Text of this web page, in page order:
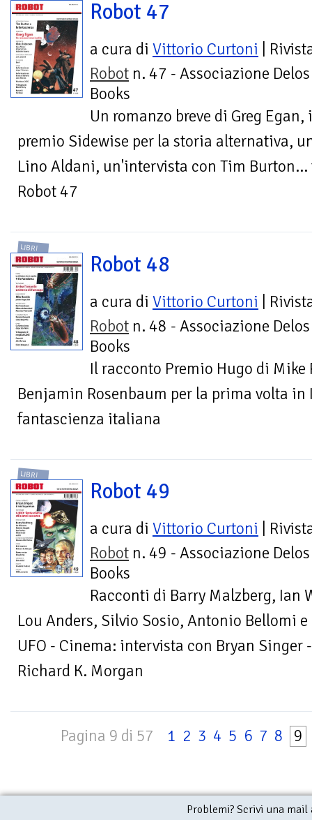
Robot 47
a cura di Vittorio Curtoni |
Robot n. 47 - Associazione Delos
Books
Un romanzo breve di Greg
premio Sidewise per la storia alternativa,
Lino Aldani, un'intervista con Tim
Robot 47
LIBRI
Robot 48
a cura di Vittorio Curtoni |
Robot n. 48 - Associazione Delos
Books
Il racconto Premio Hugo di
Benjamin Rosenbaum per la prima volta
fantascienza italiana
LIBRI
Robot 49
a cura di Vittorio Curtoni |
Robot n. 49 - Associazione Delos
Books
Racconti di Barry Malzberg, Ian
Lou Anders, Silvio Sosio, Antonio Bellomi
UFO - Cinema: intervista con Bryan
Richard K. Morgan
Pagina 9 di 57 1 2 3 4 5 6 7 8 9
Problemi? Scrivi una